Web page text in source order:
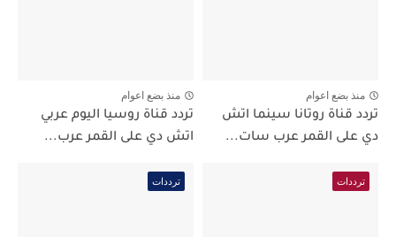
منذ بضع اعوام
تردد قناة روتانا سينما اتش
دي على القمر عرب سات...
منذ بضع اعوام
تردد قناة روسيا اليوم عربي
اتش دي على القمر عرب...
ترددات ترددات